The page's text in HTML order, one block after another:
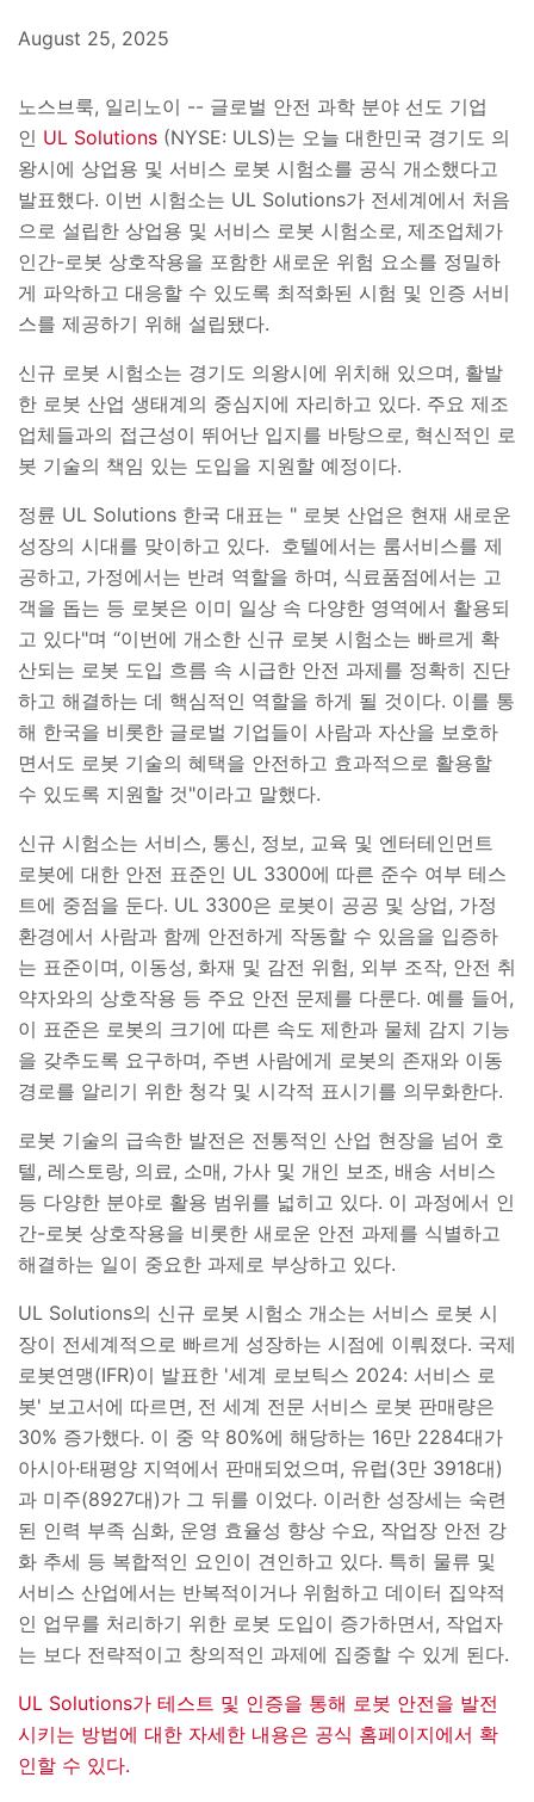
August 25, 2025
노스브룩, 일리노이 -- 글로벌 안전 과학 분야 선도 기업
인 UL Solutions (NYSE: ULS)는 오늘 대한민국 경기도 의
왕시에 상업용 및 서비스 로봇 시험소를 공식 개소했다고
발표했다. 이번 시험소는 UL Solutions가 전세계에서 처음
으로 설립한 상업용 및 서비스 로봇 시험소로, 제조업체가
인간- 로봇 상호작용을 포함한 새로운 위험 요소를 정밀하
게 파악하고 대응할 수 있도록 최적화된 시험 및 인증 서비
스를 제공하기 위해 설립됐다.
신규 로봇 시험소는 경기도 의왕시에 위치해 있으며, 활발
한 로봇 산업 생태계의 중심지에 자리하고 있다. 주요 제조
업체들과의 접근성이 뛰어난 입지를 바탕으로, 혁신적인 로
봇 기술의 책임 있는 도입을 지원할 예정이다.
정륜 UL Solutions 한국 대표는 " 로봇 산업은 현재 새로운
성장의 시대를 맞이하고 있다. 호텔에서는 룸서비스를 제
공하고, 가정에서는 반려 역할을 하며, 식료품점에서는 고
객을 돕는 등 로봇은 이미 일상 속 다양한 영역에서 활용되
고 있다"며 “이번에 개소한 신규 로봇 시험소는 빠르게 확
산되는 로봇 도입 흐름 속 시급한 안전 과제를 정확히 진단
하고 해결하는 데 핵심적인 역할을 하게 될 것이다. 이를 통
해 한국을 비롯한 글로벌 기업들이 사람과 자산을 보호하
면서도 로봇 기술의 혜택을 안전하고 효과적으로 활용할
수 있도록 지원할 것"이라고 말했다.
신규 시험소는 서비스, 통신, 정보 , 교육 및 엔터테인먼트
로봇에 대한 안전 표준인 UL 3300에 따른 준수 여부 테스
트에 중점을 둔다. UL 3300은 로봇이 공공 및 상업, 가정
환경에서 사람과 함께 안전하게 작동할 수 있음을 입증하
는 표준이며, 이동성, 화재 및 감전 위험, 외부 조작, 안전 취
약자와의 상호작용 등 주요 안전 문제를 다룬다. 예를 들어,
이 표준은 로봇의 크기에 따른 속도 제한과 물체 감지 기능
을 갖추도록 요구하며, 주변 사람에게 로봇의 존재와 이동
경로를 알리기 위한 청각 및 시각적 표시기를 의무화한다.
로봇 기술의 급속한 발전은 전통적인 산업 현장을 넘어 호
텔, 레스토랑, 의료, 소매, 가사 및 개인 보조, 배송 서비스
등 다양한 분야로 활용 범위를 넓히고 있다. 이 과정에서 인
간- 로봇 상호작용을 비롯한 새로운 안전 과제를 식별하고
해결하는 일이 중요한 과제로 부상하고 있다.
UL Solutions의 신규 로봇 시험소 개소는 서비스 로봇 시
장이 전세계적으로 빠르게 성장하는 시점에 이뤄졌다. 국제
로봇연맹(IFR)이 발표한 '세계 로보틱스 2024: 서비스 로
봇' 보고서에 따르면, 전 세계 전문 서비스 로봇 판매량은
30% 증가했다. 이 중 약 80%에 해당하는 16만 2284대가
아시아·태평양 지역에서 판매되었으며, 유럽(3만 3918대)
과 미주(8927대)가 그 뒤를 이었다. 이러한 성장세는 숙련
된 인력 부족 심화, 운영 효율성 향상 수요, 작업장 안전 강
화 추세 등 복합적인 요인이 견인하고 있다. 특히 물류 및
서비스 산업에서는 반복적이거나 위험하고 데이터 집약적
인 업무를 처리하기 위한 로봇 도입이 증가하면서, 작업자
는 보다 전략적이고 창의적인 과제에 집중할 수 있게 된다.
UL Solutions가 테스트 및 인증을 통해 로봇 안전을 발전
시키는 방법에 대한 자세한 내용은 공식 홈페이지에서 확
인할 수 있다.